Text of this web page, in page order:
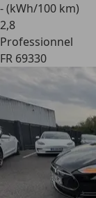
- (kWh/100 km)
2,8
Professionnel
FR 69330